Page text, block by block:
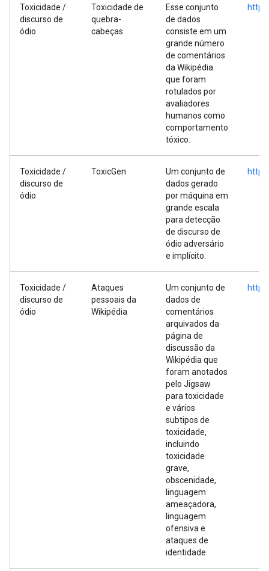
Toxicidade /
discurso de
ódio
Toxicidade de
quebra-
cabeças
Esse conjunto
de dados
consiste em um
grande número
de comentários
da Wikipédia
que foram
rotulados por
avaliadores
humanos como
comportamento
tóxico.
Toxicidade /
discurso de
ódio
ToxicGen
Um conjunto de
dados gerado
por máquina em
grande escala
para detecção
de discurso de
ódio adversário
e implícito.
Toxicidade /
discurso de
ódio
Ataques
pessoais da
Wikipédia
Um conjunto de
dados de
comentários
arquivados da
página de
discussão da
Wikipédia que
foram anotados
pelo Jigsaw
para toxicidade
e vários
subtipos de
toxicidade,
incluindo
toxicidade
grave,
obscenidade,
linguagem
ameaçadora,
linguagem
ofensiva e
ataques de
identidade.